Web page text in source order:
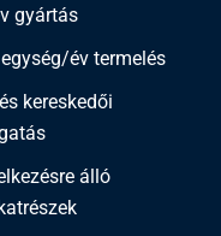
gyártás
év termelés
kereskedői
álló